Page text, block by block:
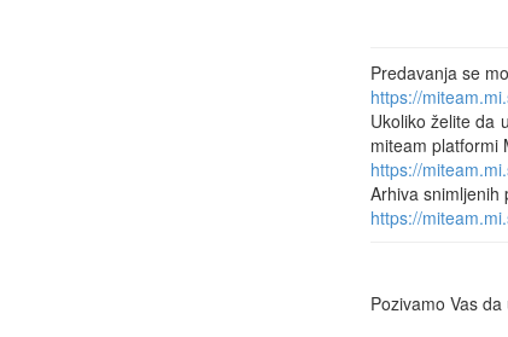
Predavanja se
https://
Ukoliko želite da
miteam platformi
https://
Arhiva snimljenih
https://
Pozivamo Vas